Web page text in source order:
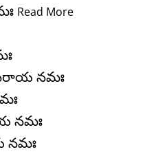
Read More
నమః
నమః
నమః